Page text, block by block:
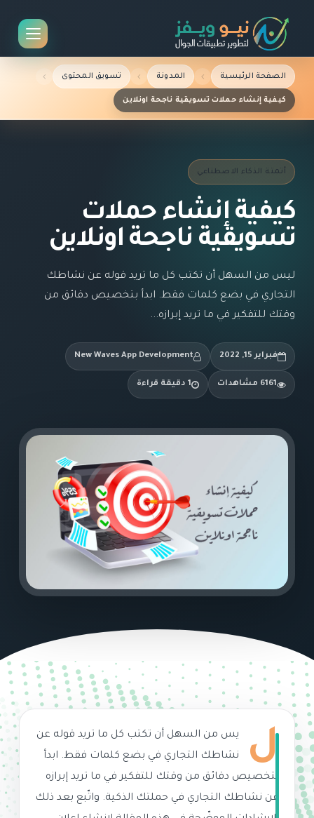
الصفحة الرئيسية المدونة تسويق المحتوى
كيفية إنشاء حملات تسويقية ناجحة اونلاين
أتمتة الذكاء الاصطناعي
كيفية إنشاء حملات
تسويقية ناجحة اونلاين
ليس من السهل أن تكتب كل ما تريد قوله عن نشاطك
التجاري في بضع كلمات فقط. ابدأ بتخصيص دقائق من
وقتك للتفكير في ما تريد إبرازه...
فبراير 15, 2022 New Waves App Development
6161 مشاهدات 1 دقيقة قراءة
ل
يس من السهل أن تكتب كل ما تريد قوله عن
نشاطك التجاري في بضع كلمات فقط. ابدأ
بتخصيص دقائق من وقتك للتفكير في ما تريد إبرازه
عن نشاطك التجاري في حملتك الذكية. واتّبع بعد ذلك